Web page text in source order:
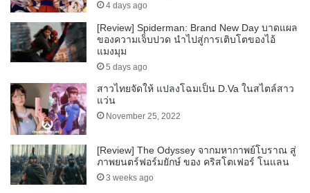
4 days ago
[Review] Spiderman: Brand New Day บาดแผล
ของความเจ็บปวด นำไปสู่การเติบโตของไอ้
แมงมุม
5 days ago
สาวไทยจัดให้ แปลงโฉมเป็น D.Va ในสไตล์สาว
แว่น
November 25, 2022
[Review] The Odyssey จากมหากาพย์โบราณ สู่
ภาพยนตร์ฟอร์มยักษ์ ของ คริสโตเฟอร์ โนแลน
3 weeks ago